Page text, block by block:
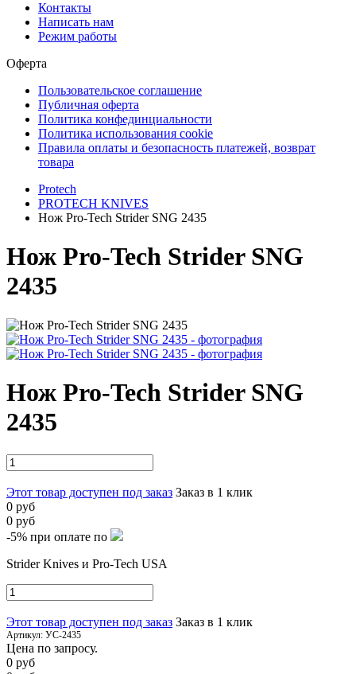
Контакты
Написать нам
Режим работы
Оферта
Пользовательское соглашение
Публичная оферта
Политика конфединциальности
Политика использования cookie
Правила оплаты и безопасность платежей, возврат
товара
Protech
PROTECH KNIVES
Нож Pro-Tech Strider SNG 2435
Нож Pro-Tech Strider SNG
2435
Нож Pro-Tech Strider SNG
2435
Этот товар доступен под заказ Заказ в 1 клик
0 руб
0 руб
-5% при оплате по
Strider Knives и Pro-Tech USA
Этот товар доступен под заказ Заказ в 1 клик
Артикул: УС-2435
Цена по запросу.
0 руб